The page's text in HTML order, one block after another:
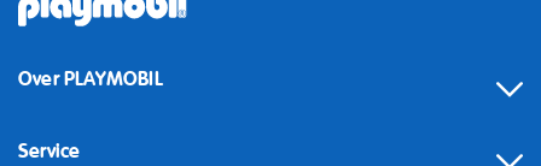
Over PLAYMOBIL
Service